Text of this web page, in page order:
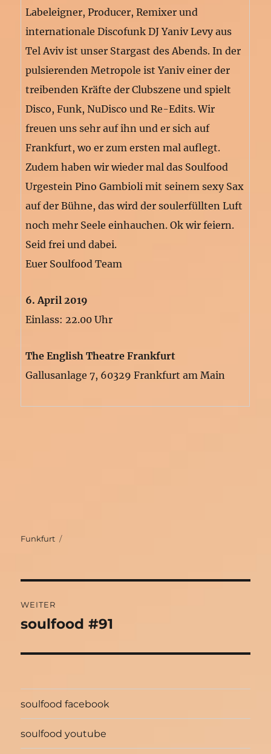
Labeleigner, Producer, Remixer und
internationale Discofunk DJ Yaniv Levy aus
Tel Aviv ist unser Stargast des Abends. In der
pulsierenden Metropole ist Yaniv einer der
treibenden Kräfte der Clubszene und spielt
Disco, Funk, NuDisco und Re-Edits. Wir
freuen uns sehr auf ihn und er sich auf
Frankfurt, wo er zum ersten mal auflegt.
Zudem haben wir wieder mal das Soulfood
Urgestein Pino Gambioli mit seinem sexy Sax
auf der Bühne, das wird der soulerfüllten Luft
noch mehr Seele einhauchen. Ok wir feiern.
Seid frei und dabei.
Euer Soulfood Team
6. April 2019
Einlass: 22.00 Uhr
The English Theatre Frankfurt
Gallusanlage 7, 60329 Frankfurt am Main
Autor
Funkfurt
WEITER
Nächster
soulfood #91
soulfood facebook
soulfood youtube